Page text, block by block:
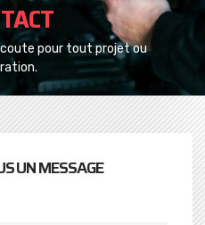
pour tout projet ou
UN MESSAGE